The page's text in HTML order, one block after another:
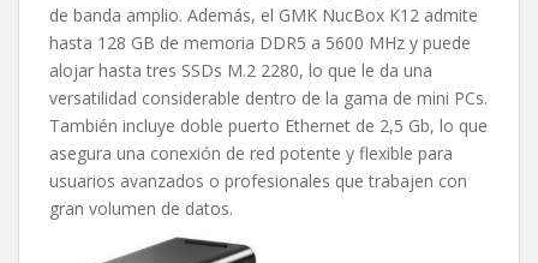
de banda amplio. Además, el GMK NucBox K12 admite
hasta 128 GB de memoria DDR5 a 5600 MHz y puede
alojar hasta tres SSDs M.2 2280, lo que le da una
versatilidad considerable dentro de la gama de mini PCs.
También incluye doble puerto Ethernet de 2,5 Gb, lo que
asegura una conexión de red potente y flexible para
usuarios avanzados o profesionales que trabajen con
gran volumen de datos.